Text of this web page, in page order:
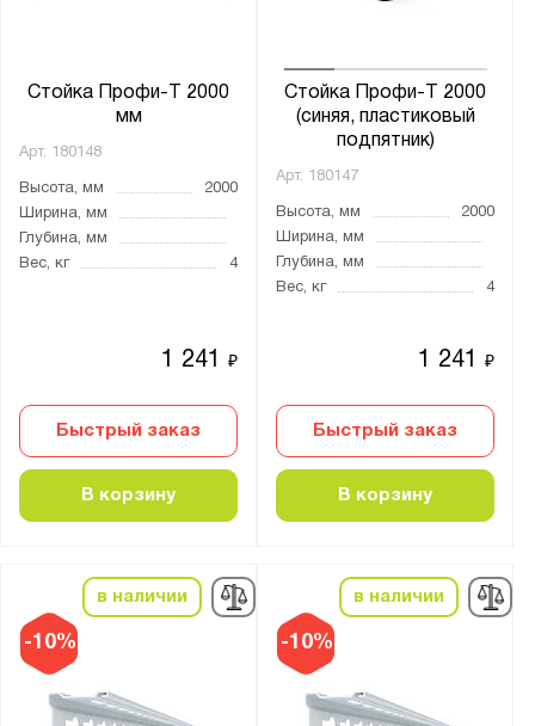
Стойка Профи-Т 2000
мм
Арт. 180148
Высота, мм
2000
Ширина, мм
Глубина, мм
Вес, кг
4
1 241₽
Быстрый заказ
В корзину
Стойка Профи-Т 2000
(синяя, пластиковый
подпятник)
Арт. 180147
Высота, мм
2000
Ширина, мм
Глубина, мм
Вес, кг
4
1 241₽
Быстрый заказ
В корзину
-10%
в наличии
-10%
в наличии